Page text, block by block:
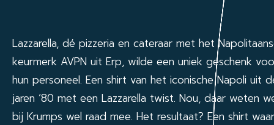
Lazzarella, dé pizzeria en cateraar met het
keurmerk AVPN uit Erp, wilde een uniek geschenk
hun personeel. Een shirt van het iconische Napoli uit
jaren ‘80 met een Lazzarella twist. Nou, daar weten
bij Krumps wel raad mee. Het resultaat? Een shirt waar